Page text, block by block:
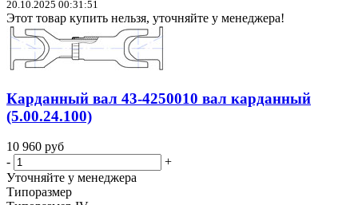
20.10.2025 00:31:51
Этот товар купить нельзя, уточняйте у менеджера!
Карданный вал 43-4250010 вал карданный
(5.00.24.100)
10 960 руб
-
+
Уточняйте у менеджера
Типоразмер